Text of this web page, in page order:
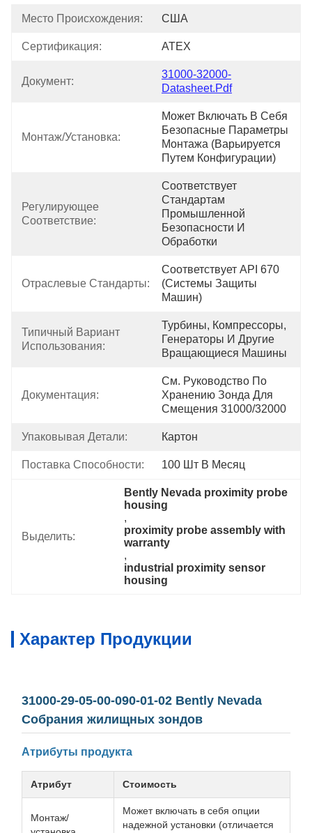
Место Происхождения: США
Сертификация: ATEX
Документ:
31000-32000-
Datasheet.pdf
Монтаж/установка:
Может Включать В Себя
Безопасные Параметры
Монтажа (варьируется
Путем Конфигурации)
Регулирующее
Соответствие:
Соответствует
Стандартам
Промышленной
Безопасности И
Обработки
Отраслевые Стандарты:
Соответствует API 670
(системы Защиты
Машин)
Типичный Вариант
Использования:
Турбины, Компрессоры,
Генераторы И Другие
Вращающиеся Машины
Документация:
См. Руководство По
Хранению Зонда Для
Смещения 31000/32000
Упаковывая Детали: Картон
Поставка Способности: 100 Шт В Месяц
Выделить:
Bently Nevada proximity probe
housing
,
proximity probe assembly with
warranty
,
industrial proximity sensor
housing
Характер Продукции
31000-29-05-00-090-01-02 Bently Nevada
Собрания жилищных зондов
Атрибуты продукта
Атрибут Стоимость
Монтаж/
Может включать в себя опции
надежной установки (отличается